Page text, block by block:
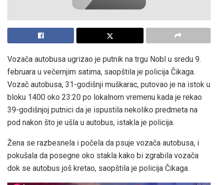
Vozača autobusa ugrizao je putnik na trgu Nobl u sredu 9.
februara u večernjim satima, saopštila je policija Čikaga.
Vozač autobusa, 31-godišnji muškarac, putovao je na istok u
bloku 1400 oko 23:20 po lokalnom vremenu kada je rekao
39-godišnjoj putnici da je ispustila nekoliko predmeta na
pod nakon što je ušla u autobus, istakla je policija.
Žena se razbesnela i počela da psuje vozača autobusa, i
pokušala da posegne oko stakla kako bi zgrabila vozača
dok se autobus još kretao, saopštila je policija Čikaga.